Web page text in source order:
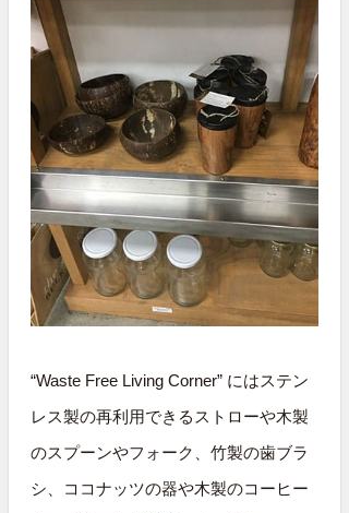
“Waste Free Living Corner” にはステン
レス製の再利用できるストローや木製
のスプーンやフォーク、竹製の歯ブラ
シ、ココナッツの器や木製のコーヒー